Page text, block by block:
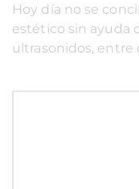
Hoy día no se
estético sin ayuda
ultrasonidos, entre